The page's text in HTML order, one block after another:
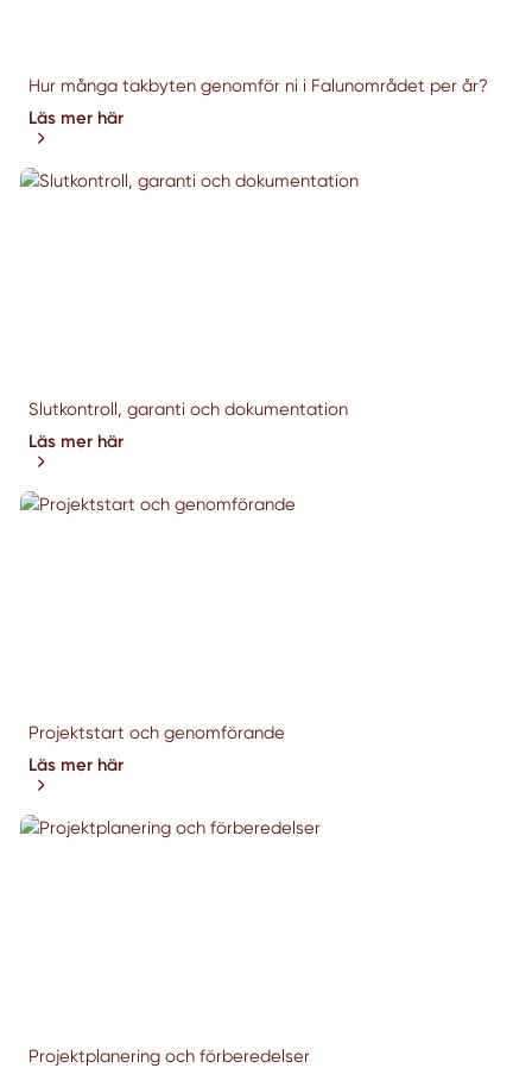
Hur många takbyten genomför ni i Falunområdet per år?
Läs mer här
Slutkontroll, garanti och dokumentation
Läs mer här
Projektstart och genomförande
Läs mer här
Projektplanering och förberedelser